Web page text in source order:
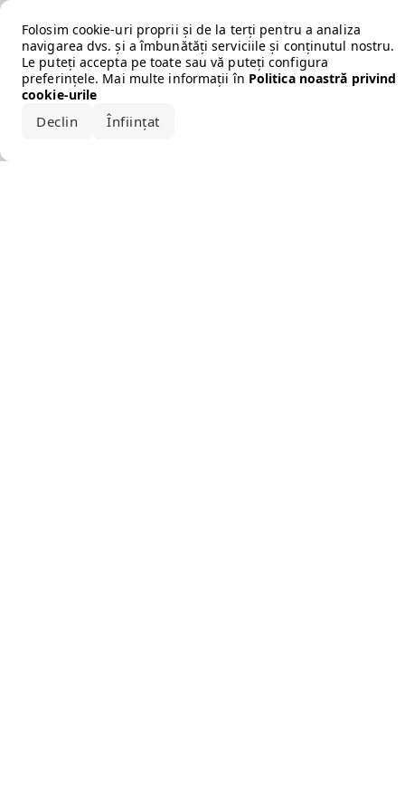
Folosim cookie-uri proprii și de la terți pentru a analiza
navigarea dvs. și a îmbunătăți serviciile și conținutul nostru.
Le puteți accepta pe toate sau vă puteți configura
preferințele. Mai multe informații în Politica noastră privind
cookie-urile
Declin Înființat
Error loading the brand